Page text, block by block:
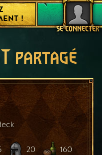
SE CONNECTER
!
partagé
20 160